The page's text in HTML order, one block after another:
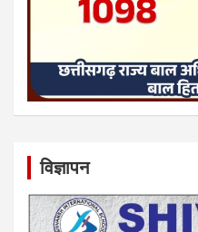
विज्ञापन